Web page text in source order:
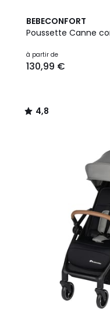
BEBECONFORT
Poussette Canne
Prix
à
€.
à partir de
130,99 €
4,8
/ 5
2
Couleurs
4,8
/